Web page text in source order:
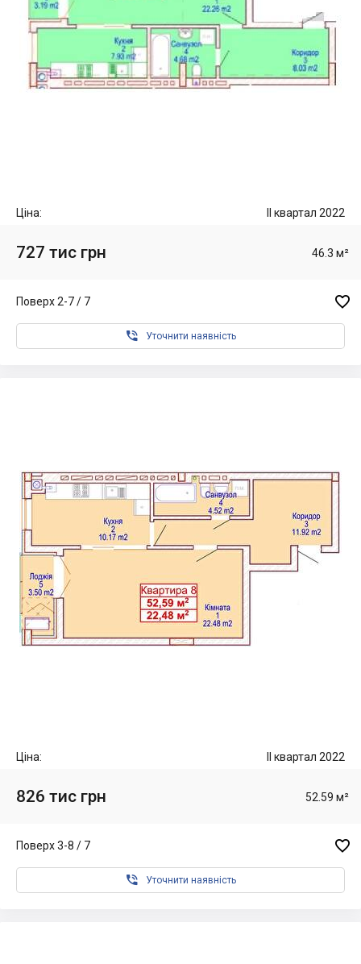
Ціна: II квартал 2022
727 тис грн 46.3 м²
Поверх 2-7 / 7 
 Уточнити наявність
Ціна: II квартал 2022
826 тис грн 52.59 м²
Поверх 3-8 / 7 
 Уточнити наявність